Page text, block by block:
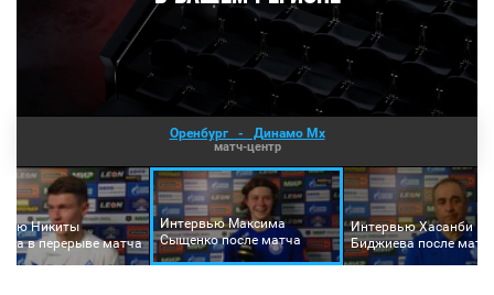
Оренбург - Динамо Мх
матч-центр
Никиты
в перерыве матча
Интервью Максима
Сыщенко после матча
Интервью Хасанби
Биджиева после